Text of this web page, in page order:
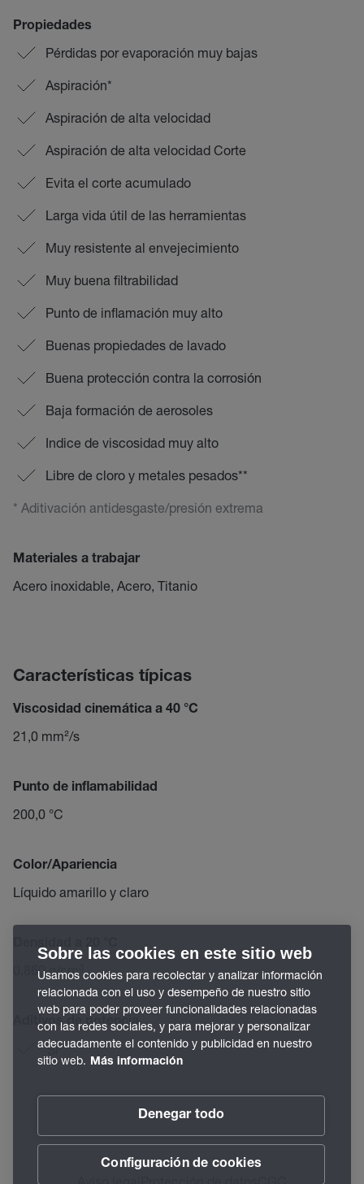
Propiedades
Pérdidas por evaporación muy bajas
Aspiración*
Aspiración de alta velocidad
Aspiración de alta velocidad Corte
Evita el corte acumulado
Larga vida útil de las herramientas
Muy resistente al envejecimiento
Muy buena filtrabilidad
Punto de inflamación muy alto
Buenas propiedades de lavado
Buena protección contra la corrosión
Baja formación de aerosoles
Indice de viscosidad muy alto
Libre de cloro y metales pesados**
* Aditivación antidesgaste/presión extrema
Materiales a trabajar
Acero inoxidable, Acero, Titanio
Características típicas
Viscosidad cinemática a 40 °C
21,0 mm²/s
Punto de inflamabilidad
200,0 °C
Color/Apariencia
Líquido amarillo y claro
Densidad a 20 °C
0,860 g/cm³
Aditivos de potencia
Sí
Sobre las cookies en este sitio web
Usamos cookies para recolectar y analizar información
relacionada con el uso y desempeño de nuestro sitio
web para poder proveer funcionalidades relacionadas
con las redes sociales, y para mejorar y personalizar
adecuadamente el contenido y publicidad en nuestro
sitio web. Más información
Denegar todo
Configuración de cookies